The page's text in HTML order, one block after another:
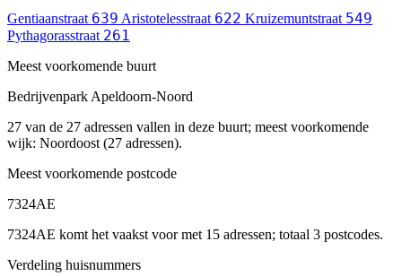
Gentiaanstraat 639 Aristotelesstraat 622 Kruizemuntstraat 549
Pythagorasstraat 261
Meest voorkomende buurt
Bedrijvenpark Apeldoorn-Noord
27 van de 27 adressen vallen in deze buurt; meest voorkomende
wijk: Noordoost (27 adressen).
Meest voorkomende postcode
7324AE
7324AE komt het vaakst voor met 15 adressen; totaal 3 postcodes.
Verdeling huisnummers